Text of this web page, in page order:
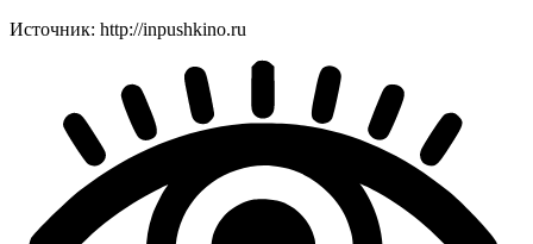
Источник: http://inpushkino.ru